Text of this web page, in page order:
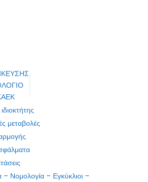
μεταβολές
– Νομολογία – Εγκύκλιοι –